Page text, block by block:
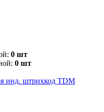
0 шт
0 шт
инд. штрихкод TDM